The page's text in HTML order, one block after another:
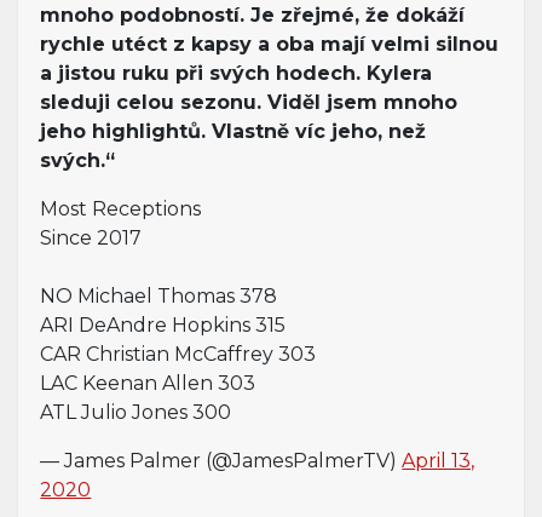
mnoho podobností. Je zřejmé, že dokáží
rychle utéct z kapsy a oba mají velmi silnou
a jistou ruku při svých hodech. Kylera
sleduji celou sezonu. Viděl jsem mnoho
jeho highlightů. Vlastně víc jeho, než
svých.“
Most Receptions
Since 2017
NO Michael Thomas 378
ARI DeAndre Hopkins 315
CAR Christian McCaffrey 303
LAC Keenan Allen 303
ATL Julio Jones 300
— James Palmer (@JamesPalmerTV)April 13,
2020